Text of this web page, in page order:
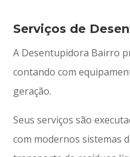
Serviços de
A Desentupidora Bairro
contando com
geração.
Seus serviços são
com modernos sistemas